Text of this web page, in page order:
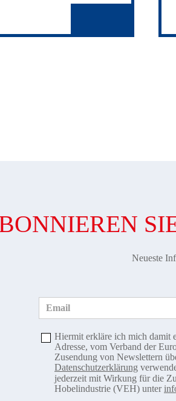
Neueste
Email
Hiermit erkläre ich mich damit
Adresse, vom Verband der
Zusendung von Newslettern
Datenschutzerklärung
jederzeit mit Wirkung für die
Hobelindustrie (VEH) unter